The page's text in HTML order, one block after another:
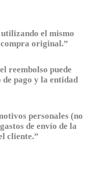
el mismo
original.”
reembolso puede
pago y la entidad
personales (no
de envío de la
cliente.”